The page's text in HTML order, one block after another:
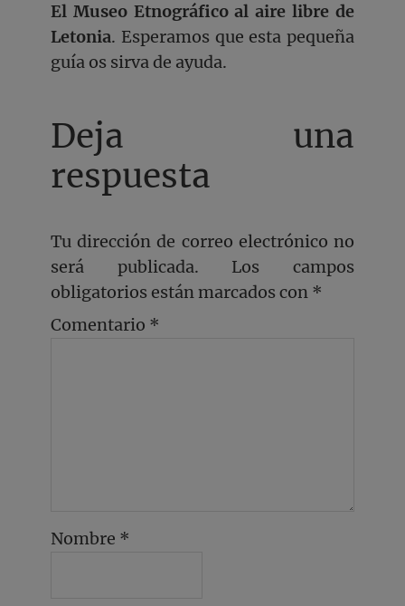
El Museo Etnográfico al aire libre de
Letonia. Esperamos que esta pequeña
guía os sirva de ayuda.
Deja una
respuesta
Tu dirección de correo electrónico no
será publicada.
Los campos
obligatorios están marcados con *
Comentario *
Nombre *